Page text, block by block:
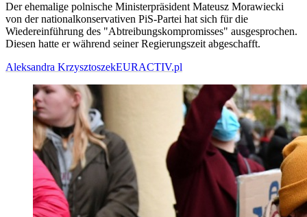
Der ehemalige polnische Ministerpräsident Mateusz Morawiecki
von der nationalkonservativen PiS-Partei hat sich für die
Wiedereinführung des "Abtreibungskompromisses" ausgesprochen.
Diesen hatte er während seiner Regierungszeit abgeschafft.
Aleksandra KrzysztoszekEURACTIV.pl